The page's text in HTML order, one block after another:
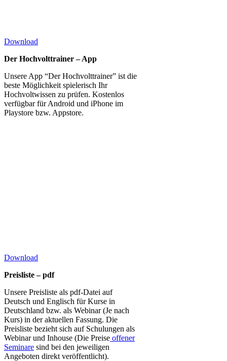
Download
Der Hochvolttrainer – App
Unsere App “Der Hochvolttrainer” ist die
beste Möglichkeit spielerisch Ihr
Hochvoltwissen zu prüfen. Kostenlos
verfügbar für Android und iPhone im
Playstore bzw. Appstore.
Download
Preisliste – pdf
Unsere Preisliste als pdf-Datei auf
Deutsch und Englisch für Kurse in
Deutschland bzw. als Webinar (Je nach
Kurs) in der aktuellen Fassung. Die
Preisliste bezieht sich auf Schulungen als
Webinar und Inhouse (Die Preise offener
Seminare sind bei den jeweiligen
Angeboten direkt veröffentlicht).